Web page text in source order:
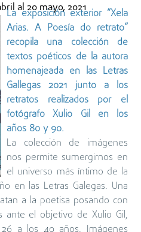
al20 mayo, 2021
La exposición exterior “Xela
Arias. A Poesía do retrato”
recopila una colección de
textos poéticos de la autora
homenajeada en las Letras
Gallegas 2021 junto a los
retratos realizados por el
fotógrafo Xulio Gil en los
años 80 y 90.
La colección de imágenes
nos permite sumergirnos en
el universo más íntimo de la
en las Letras Galegas. Una
a la poetisa posando con
ante el objetivo de Xulio Gil,